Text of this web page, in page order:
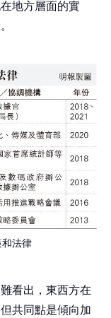
地方層面的實
法律
看出，東西方在
共同點是傾向加